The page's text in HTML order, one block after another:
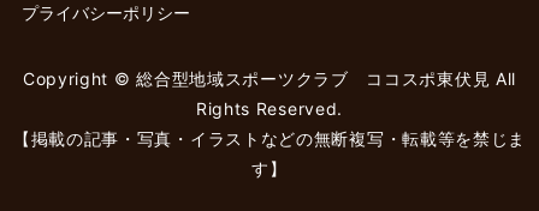
プライバシーポリシー
Copyright © 総合型地域スポーツクラブ ココスポ東伏見 All
Rights Reserved.
【掲載の記事・写真・イラストなどの無断複写・転載等を禁じま
す】